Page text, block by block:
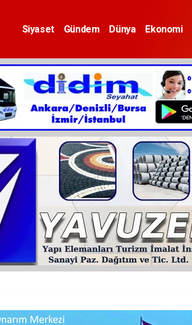
Siyaset Gündem Dünya Ekonomi